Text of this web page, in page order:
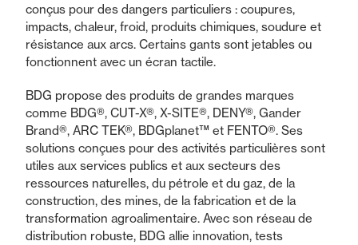
conçus pour des dangers particuliers : coupures,
impacts, chaleur, froid, produits chimiques, soudure et
résistance aux arcs. Certains gants sont jetables ou
fonctionnent avec un écran tactile.
BDG propose des produits de grandes marques
comme BDG®, CUT-X®, X-SITE®, DENY®, Gander
Brand®, ARC TEK®, BDGplanet™ et FENTO®. Ses
solutions conçues pour des activités particulières sont
utiles aux services publics et aux secteurs des
ressources naturelles, du pétrole et du gaz, de la
construction, des mines, de la fabrication et de la
transformation agroalimentaire. Avec son réseau de
distribution robuste, BDG allie innovation, tests